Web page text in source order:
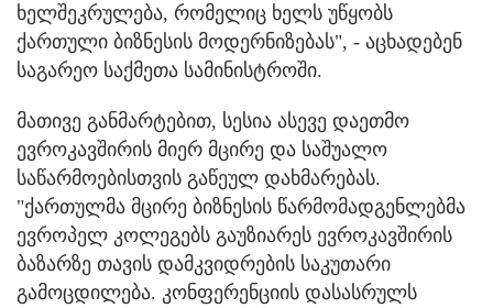
ხელშეკრულება, რომელიც ხელს უწყობს
ქართული ბიზნესის მოდერნიზებას", - აცხადებენ
საგარეო საქმეთა სამინისტროში.
მათივე განმარტებით, სესია ასევე დაეთმო
ევროკავშირის მიერ მცირე და საშუალო
საწარმოებისთვის გაწეულ დახმარებას.
"ქართულმა მცირე ბიზნესის წარმომადგენლებმა
ევროპელ კოლეგებს გაუზიარეს ევროკავშირის
ბაზარზე თავის დამკვიდრების საკუთარი
გამოცდილება. კონფერენციის დასასრულს